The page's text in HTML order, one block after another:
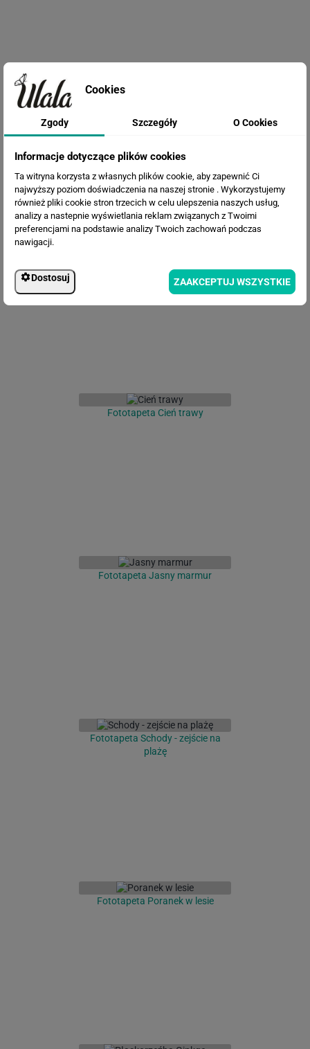
Fototapeta Las we mgle
Fototapeta Cień trawy
Fototapeta Jasny marmur
Fototapeta Schody - zejście na
plażę
Fototapeta Poranek w lesie
Cookies
Zgody Szczegóły O Cookies
Informacje dotyczące plików cookies
Ta witryna korzysta z własnych plików cookie, aby zapewnić Ci
najwyższy poziom doświadczenia na naszej stronie . Wykorzystujemy
również pliki cookie stron trzecich w celu ulepszenia naszych usług,
analizy a nastepnie wyświetlania reklam związanych z Twoimi
preferencjami na podstawie analizy Twoich zachowań podczas
nawigacji.
Dostosuj ZAAKCEPTUJ WSZYSTKIE